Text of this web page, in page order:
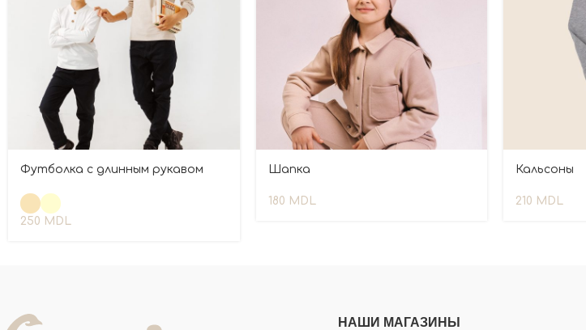
Футболка с длинным рукавом
250 MDL
Шапка
180 MDL
Кальсоны
210 MDL
НАШИ МАГАЗИНЫ